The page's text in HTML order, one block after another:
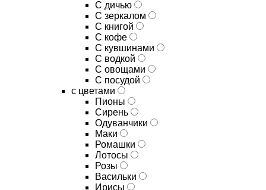
C дичью
C зеркалом
C книгой
C кофе
C кувшинами
C водкой
C овощами
C посудой
с цветами
Пионы
Сирень
Одуванчики
Маки
Ромашки
Лотосы
Розы
Васильки
Ирисы